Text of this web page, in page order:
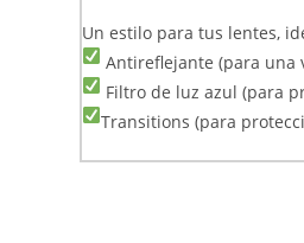
Un estilo para tus lentes,
Antireflejante (para una
Filtro de luz azul (para
Transitions (para